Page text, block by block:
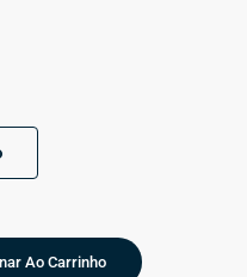
Ao Carrinho